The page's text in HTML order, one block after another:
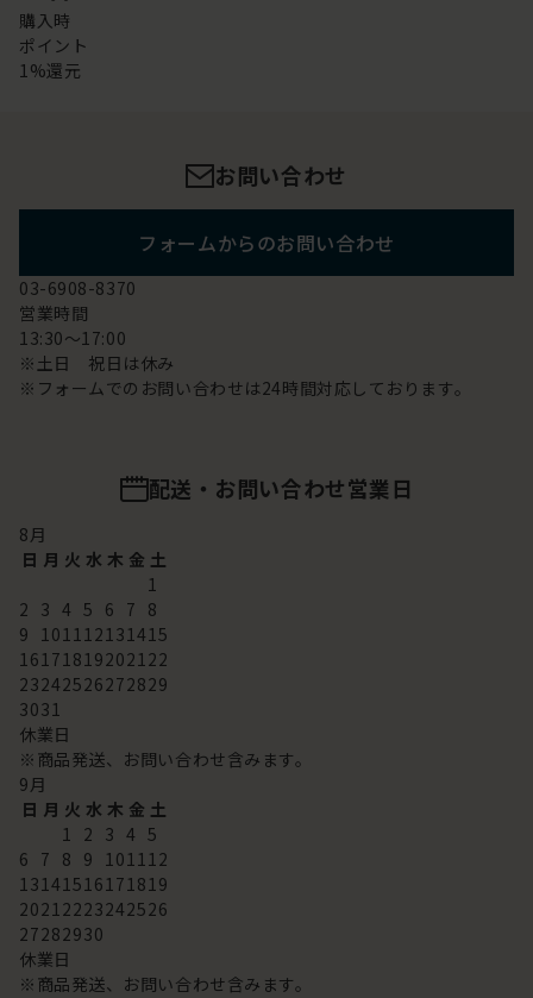
購入時
ポイント
1%還元
お問い合わせ
フォームからのお問い合わせ
03-6908-8370
営業時間
13:30～17:00
※土日 祝日は休み
※フォームでのお問い合わせは24時間対応しております。
配送・お問い合わせ営業日
8月
日 月 火 水 木 金 土
1
2 3 4 5 6 7 8
9 101112131415
16171819202122
23242526272829
3031
休業日
※商品発送、お問い合わせ含みます。
9月
日 月 火 水 木 金 土
1 2 3 4 5
6 7 8 9 101112
13141516171819
20212223242526
27282930
休業日
※商品発送、お問い合わせ含みます。